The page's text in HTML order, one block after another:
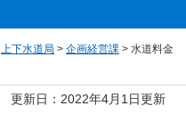
上下水道局 > 企画経営課 > 水道料金
更新日：2022年4月1日更新